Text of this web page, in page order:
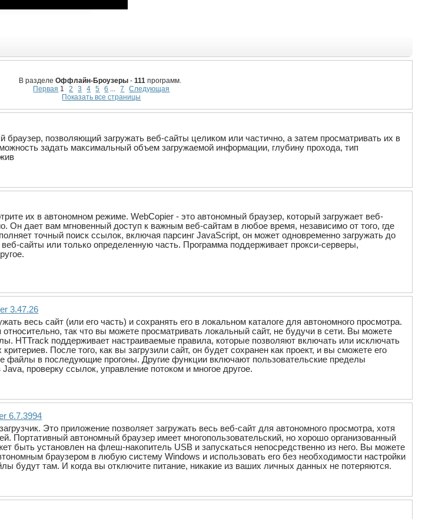
В разделе Оффлайн-Броузеры- 111программ.
Первая 1 2 3 4 5 6 ... 7
Следующая
Показать все страницы
позволяющий загружать веб-сайты целиком или частично, а затем просматривать их в
задать максимальный объем загружаемой информации, глубину прохода, тип
их в автономном режиме. WebCopier - это автономный браузер, который загружает веб-
Он дает вам мгновенный доступ к важным веб-сайтам в любое время, независимо от того, где
точный поиск ссылок, включая парсинг JavaScript, он может одновременно загружать до
сайты или только определенную часть. Программа поддерживает прокси-серверы,
3.47.26
весь сайт (или его часть) и сохранять его в локальном каталоге для автономного просмотра.
так что вы можете просматривать локальный сайт, не будучи в сети. Вы можете
HTTrack поддерживает настраиваемые правила, которые позволяют включать или исключать
После того, как вы загрузили сайт, он будет сохранен как проект, и вы сможете его
файлы в последующие прогоны. Другие функции включают пользовательские пределы
проверку ссылок, управление потоком и многое другое.
6.7.3994
Это приложение позволяет загружать весь веб-сайт для автономного просмотра, хотя
Портативный автономный браузер имеет многопользовательский, но хорошо организованный
быть установлен на флеш-накопитель USB и запускаться непосредственно из него. Вы можете
браузером в любую систему Windows и использовать его без необходимости настройки
будут там. И когда вы отключите питание, никакие из ваших личных данных не потеряются.